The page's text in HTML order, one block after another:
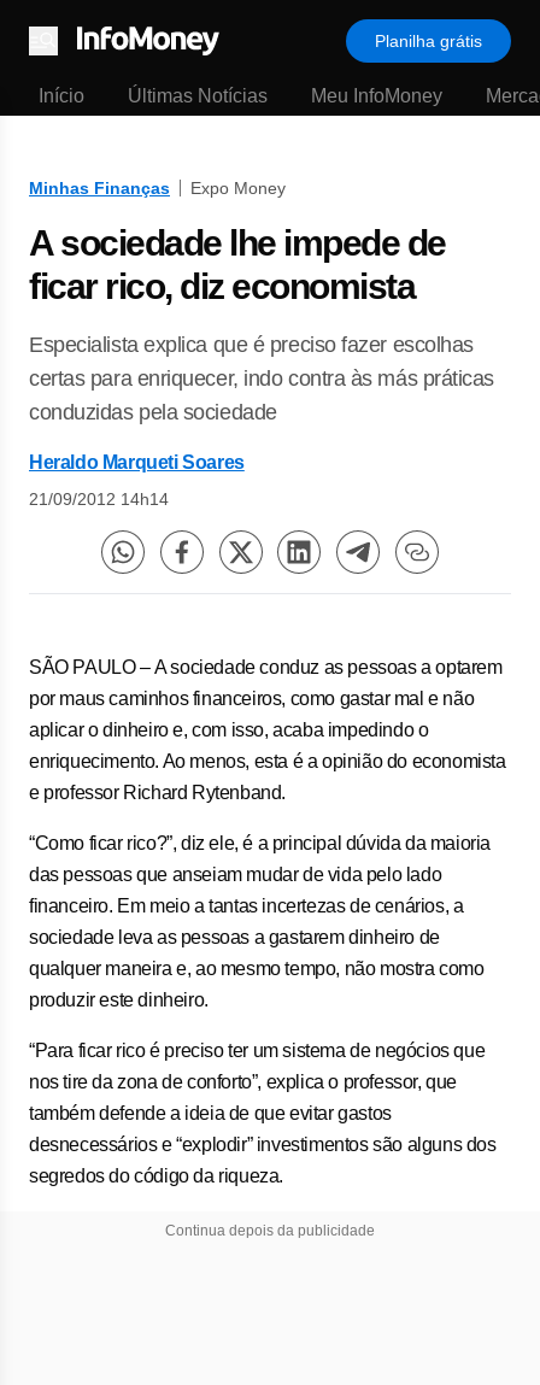
Menu
Planilha grátis
Início Últimas Notícias Meu InfoMoney
Minhas Finanças Expo Money
A sociedade lhe impede de
ficar rico, diz economista
Especialista explica que é preciso fazer escolhas
certas para enriquecer, indo contra às más práticas
conduzidas pela sociedade
Heraldo Marqueti Soares
21/09/2012 14h14
SÃO PAULO – A sociedade conduz as pessoas a optarem
por maus caminhos financeiros, como gastar mal e não
aplicar o dinheiro e, com isso, acaba impedindo o
enriquecimento. Ao menos, esta é a opinião do economista
e professor Richard Rytenband.
“Como ficar rico?”, diz ele, é a principal dúvida da maioria
das pessoas que anseiam mudar de vida pelo lado
financeiro. Em meio a tantas incertezas de cenários, a
sociedade leva as pessoas a gastarem dinheiro de
qualquer maneira e, ao mesmo tempo, não mostra como
produzir este dinheiro.
“Para ficar rico é preciso ter um sistema de negócios que
nos tire da zona de conforto”, explica o professor, que
também defende a ideia de que evitar gastos
desnecessários e “explodir” investimentos são alguns dos
segredos do código da riqueza.
Continua depois da publicidade